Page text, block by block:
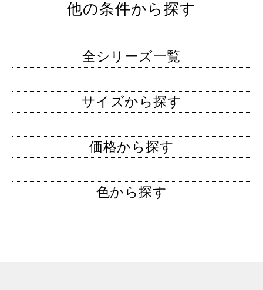
他の条件から探す
全シリーズ一覧
サイズから探す
価格から探す
色から探す